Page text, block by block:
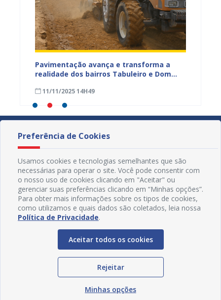
Pavimentação avança e transforma a
realidade dos bairros Tabuleiro e Dom
11/11/2025 14H49
Redes Sociais
Preferência de Cookies
Usamos cookies e tecnologias semelhantes que são
necessárias para operar o site. Você pode consentir com
o nosso uso de cookies clicando em "Aceitar" ou
gerenciar suas preferências clicando em “Minhas opções”.
Para obter mais informações sobre os tipos de cookies,
como utilizamos e quais dados são coletados, leia nossa
Política de Privacidade.
Aceitar todos os cookies
Rejeitar
Minhas opções